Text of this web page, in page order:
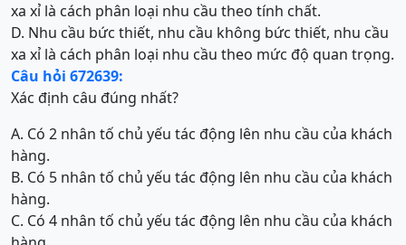
xa xỉ là cách phân loại nhu cầu theo tính chất.
D. Nhu cầu bức thiết, nhu cầu không bức thiết, nhu cầu
xa xỉ là cách phân loại nhu cầu theo mức độ quan trọng.
Câu hỏi 672639:
Xác định câu đúng nhất?
A. Có 2 nhân tố chủ yếu tác động lên nhu cầu của khách
hàng.
B. Có 5 nhân tố chủ yếu tác động lên nhu cầu của khách
hàng.
C. Có 4 nhân tố chủ yếu tác động lên nhu cầu của khách